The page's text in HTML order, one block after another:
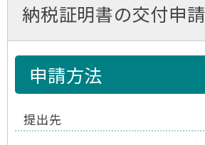
納税証明書の交付申請
申請方法
提出先